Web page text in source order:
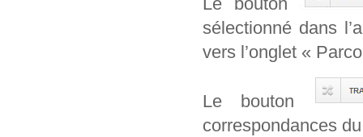
sélectionné dans
vers l’onglet «
Le bouton
correspondances